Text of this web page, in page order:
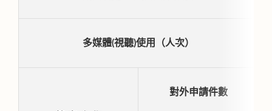
多媒體(視聽)使用（人次）
對外申請件數